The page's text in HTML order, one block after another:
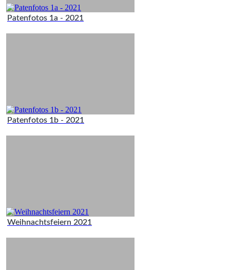
Patenfotos 1a - 2021
Patenfotos 1b - 2021
Weihnachtsfeiern 2021